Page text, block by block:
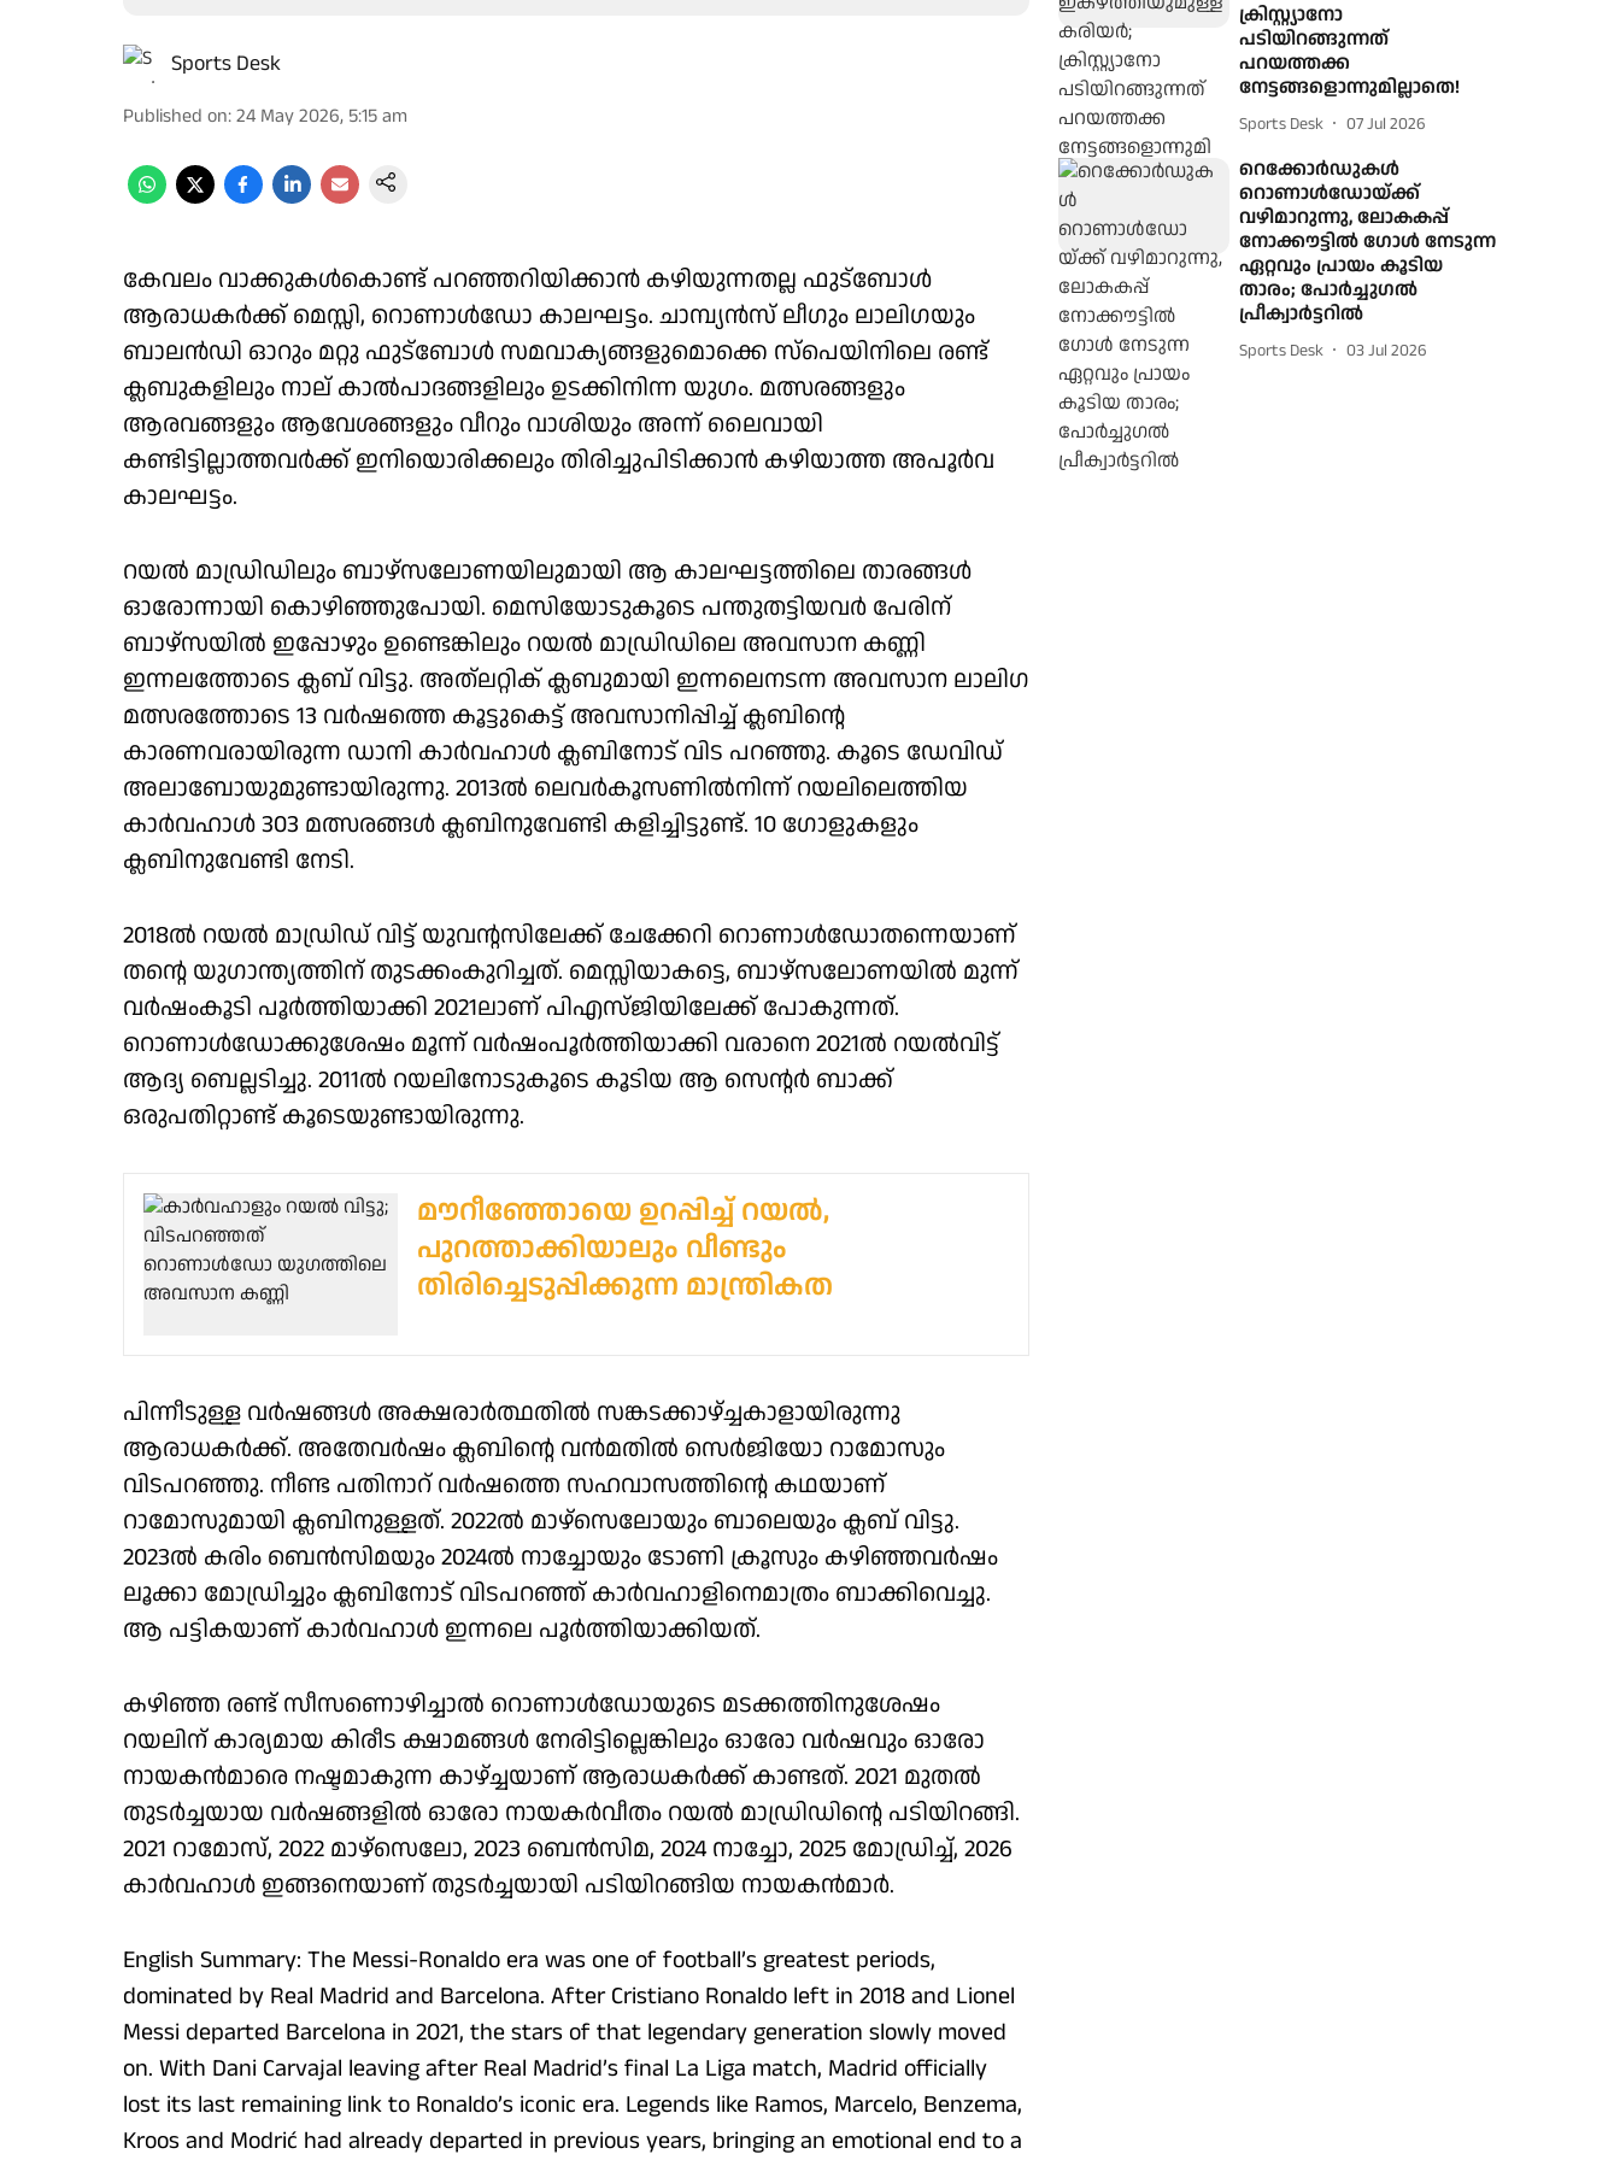
Sports Desk
Published on:24 May 2026, 5:15 am
കേവലം വാക്കുകള്‍കൊണ്ട് പറഞ്ഞറിയിക്കാന്‍ കഴിയുന്നതല്ല ഫുട്‌ബോള്‍
ആരാധകര്‍ക്ക് മെസ്സി, റൊണാള്‍ഡോ കാലഘട്ടം. ചാമ്പ്യന്‍സ് ലീഗും ലാലിഗയും
ബാലന്‍ഡി ഓറും മറ്റു ഫുട്‌ബോള്‍ സമവാക്യങ്ങളുമൊക്കെ സ്‌പെയിനിലെ രണ്ട്
ക്ലബുകളിലും നാല് കാല്‍പാദങ്ങളിലും ഉടക്കിനിന്ന യുഗം. മത്സരങ്ങളും
ആരവങ്ങളും ആവേശങ്ങളും വീറും വാശിയും അന്ന് ലൈവായി
കണ്ടിട്ടില്ലാത്തവര്‍ക്ക് ഇനിയൊരിക്കലും തിരിച്ചുപിടിക്കാന്‍ കഴിയാത്ത അപൂര്‍വ
കാലഘട്ടം.
റയല്‍ മാഡ്രിഡിലും ബാഴ്‌സലോണയിലുമായി ആ കാലഘട്ടത്തിലെ താരങ്ങള്‍
ഓരോന്നായി കൊഴിഞ്ഞുപോയി. മെസിയോടുകൂടെ പന്തുതട്ടിയവര്‍ പേരിന്
ബാഴ്‌സയില്‍ ഇപ്പോഴും ഉണ്ടെങ്കിലും റയല്‍ മാഡ്രിഡിലെ അവസാന കണ്ണി
ഇന്നലത്തോടെ ക്ലബ് വിട്ടു. അത്‌ലറ്റിക് ക്ലബുമായി ഇന്നലെനടന്ന അവസാന ലാലിഗ
മത്സരത്തോടെ 13 വർഷത്തെ കൂട്ടുകെട്ട് അവസാനിപ്പിച്ച് ക്ലബിന്റെ
കാരണവരായിരുന്ന ഡാനി കാര്‍വഹാള്‍ ക്ലബിനോട് വിട പറഞ്ഞു. കൂടെ ഡേവിഡ്
അലാബോയുമുണ്ടായിരുന്നു. 2013ല്‍ ലെവര്‍കൂസണില്‍നിന്ന് റയലിലെത്തിയ
കാര്‍വഹാള്‍ 303 മത്സരങ്ങള്‍ ക്ലബിനുവേണ്ടി കളിച്ചിട്ടുണ്ട്. 10 ഗോളുകളും
ക്ലബിനുവേണ്ടി നേടി.
2018ല്‍ റയല്‍ മാഡ്രിഡ് വിട്ട് യുവന്റസിലേക്ക് ചേക്കേറി റൊണാള്‍ഡോതന്നെയാണ്
തന്റെ യുഗാന്ത്യത്തിന് തുടക്കംകുറിച്ചത്. മെസ്സിയാകട്ടെ, ബാഴ്‌സലോണയില്‍ മുന്ന്
വര്‍ഷംകൂടി പൂര്‍ത്തിയാക്കി 2021ലാണ് പിഎസ്ജിയിലേക്ക് പോകുന്നത്.
റൊണാള്‍ഡോക്കുശേഷം മൂന്ന് വര്‍ഷംപൂര്‍ത്തിയാക്കി വരാനെ 2021ല്‍ റയല്‍വിട്ട്
ആദ്യ ബെല്ലടിച്ചു. 2011ല്‍ റയലിനോടുകൂടെ കൂടിയ ആ സെന്റര്‍ ബാക്ക്
ഒരുപതിറ്റാണ്ട് കൂടെയുണ്ടായിരുന്നു.
മൗറീഞ്ഞോയെ ഉറപ്പിച്ച് റയൽ,
പുറത്താക്കിയാലും വീണ്ടും
തിരിച്ചെടുപ്പിക്കുന്ന മാന്ത്രികത
പിന്നീടുള്ള വര്‍ഷങ്ങള്‍ അക്ഷരാര്‍ത്ഥതില്‍ സങ്കടക്കാഴ്ച്ചകാളായിരുന്നു
ആരാധകര്‍ക്ക്. അതേവര്‍ഷം ക്ലബിന്റെ വന്‍മതില്‍ സെര്‍ജിയോ റാമോസും
വിടപറഞ്ഞു. നീണ്ട പതിനാറ് വര്‍ഷത്തെ സഹവാസത്തിന്റെ കഥയാണ്
റാമോസുമായി ക്ലബിനുള്ളത്. 2022ല്‍ മാഴ്‌സെലോയും ബാലെയും ക്ലബ് വിട്ടു.
2023ല്‍ കരിം ബെന്‍സിമയും 2024ല്‍ നാച്ചോയും ടോണി ക്രൂസും കഴിഞ്ഞവര്‍ഷം
ലൂക്കാ മോഡ്രിച്ചും ക്ലബിനോട് വിടപറഞ്ഞ് കാര്‍വഹാളിനെമാത്രം ബാക്കിവെച്ചു.
ആ പട്ടികയാണ് കാര്‍വഹാള്‍ ഇന്നലെ പൂര്‍ത്തിയാക്കിയത്.
കഴിഞ്ഞ രണ്ട് സീസണൊഴിച്ചാല്‍ റൊണാള്‍ഡോയുടെ മടക്കത്തിനുശേഷം
റയലിന് കാര്യമായ കിരീട ക്ഷാമങ്ങള്‍ നേരിട്ടില്ലെങ്കിലും ഓരോ വര്‍ഷവും ഓരോ
നായകന്‍മാരെ നഷ്ടമാകുന്ന കാഴ്ച്ചയാണ് ആരാധകര്‍ക്ക് കാണ്ടത്. 2021 മുതല്‍
തുടര്‍ച്ചയായ വര്‍ഷങ്ങളില്‍ ഓരോ നായകര്‍വീതം റയല്‍ മാഡ്രിഡിന്റെ പടിയിറങ്ങി.
2021 റാമോസ്, 2022 മാഴ്‌സെലോ, 2023 ബെന്‍സിമ, 2024 നാച്ചോ, 2025 മോഡ്രിച്ച്, 2026
കാര്‍വഹാള്‍ ഇങ്ങനെയാണ് തുടര്‍ച്ചയായി പടിയിറങ്ങിയ നായകന്‍മാര്‍.
English Summary: The Messi-Ronaldo era was one of football’s greatest periods,
dominated by Real Madrid and Barcelona. After Cristiano Ronaldo left in 2018 and Lionel
Messi departed Barcelona in 2021, the stars of that legendary generation slowly moved
on. With Dani Carvajal leaving after Real Madrid’s final La Liga match, Madrid officially
lost its last remaining link to Ronaldo’s iconic era. Legends like Ramos, Marcelo, Benzema,
Kroos and Modrić had already departed in previous years, bringing an emotional end to a
ക്രിസ്റ്റ്യാനോ
പടിയിറങ്ങുന്നത്
പറയത്തക്ക
നേട്ടങ്ങളൊന്നുമില്ലാതെ!
Sports Desk 07 Jul 2026
റെക്കോര്‍ഡുകള്‍
റൊണാള്‍ഡോയ്ക്ക്
വഴിമാറുന്നു, ലോകകപ്പ്
നോക്കൗട്ടില്‍ ഗോള്‍ നേടുന്ന
ഏറ്റവും പ്രായം കൂടിയ
താരം; പോര്‍ച്ചുഗല്‍
പ്രീക്വാര്‍ട്ടറില്‍
Sports Desk 03 Jul 2026